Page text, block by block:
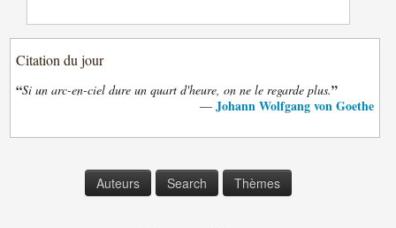
Citation du jour
“Si un arc-en-ciel dure un quart d'heure, on ne le regarde plus.”
— Johann Wolfgang von Goethe
Auteurs Search Thèmes